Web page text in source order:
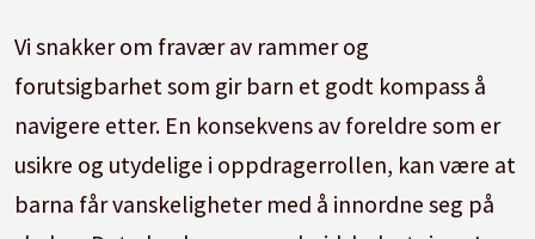
Vi snakker om fravær av rammer og
forutsigbarhet som gir barn et godt kompass å
navigere etter. En konsekvens av foreldre som er
usikre og utydelige i oppdragerrollen, kan være at
barna får vanskeligheter med å innordne seg på